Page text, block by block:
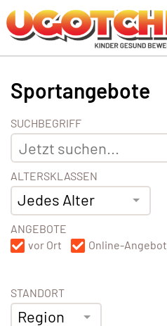
Sportangebote
SUCHBEGRIFF
ALTERSKLASSEN
Jedes Alter
ANGEBOTE
vor Ort
Online-Angebot
STANDORT
Region